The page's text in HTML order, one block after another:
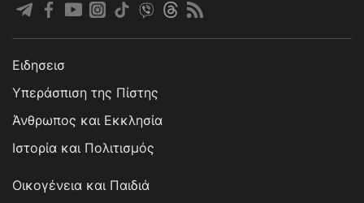
Ειδησεισ
Υπεράσπιση της Πίστης
Άνθρωπος και Εκκλησία
Ιστορία και Πολιτισμός
Οικογένεια και Παιδιά